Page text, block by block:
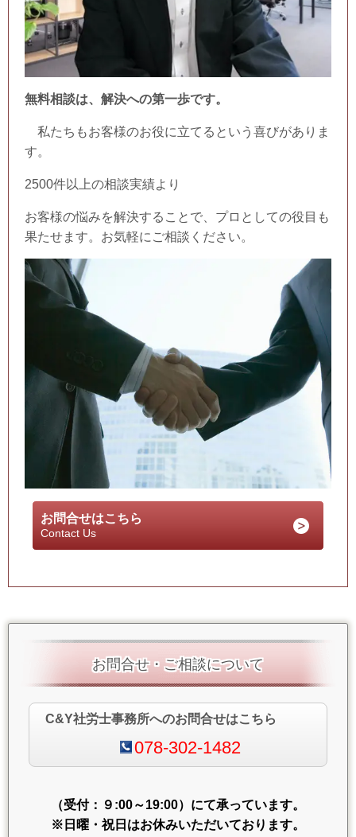
無料相談は、解決への第一歩です。
私たちもお客様のお役に立てるという喜びがありま
す。
2500件以上の相談実績より
お客様の悩みを解決することで、プロとしての役目も
果たせます。お気軽にご相談ください。
お問合せはこちら
Contact Us
お問合せ・ご相談について
C&Y社労士事務所へのお問合せはこちら
078-302-1482
（受付：９:00～19:00）にて承っています。
※日曜・祝日はお休みいただいております。